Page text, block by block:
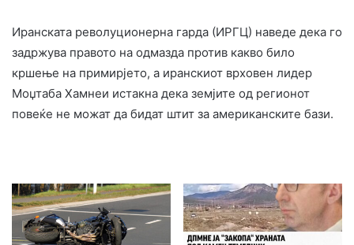
Иранската револуционерна гарда (ИРГЦ) наведе дека го
задржува правото на одмазда против какво било
кршење на примирјето, а иранскиот врховен лидер
Моџтаба Хамнеи истакна дека земјите од регионот
повеќе не можат да бидат штит за американските бази.